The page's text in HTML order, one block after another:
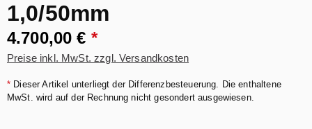
1,0/50mm
4.700,00 € *
Preise inkl. MwSt. zzgl. Versandkosten
* Dieser Artikel unterliegt der Differenzbesteuerung. Die enthaltene
MwSt. wird auf der Rechnung nicht gesondert ausgewiesen.